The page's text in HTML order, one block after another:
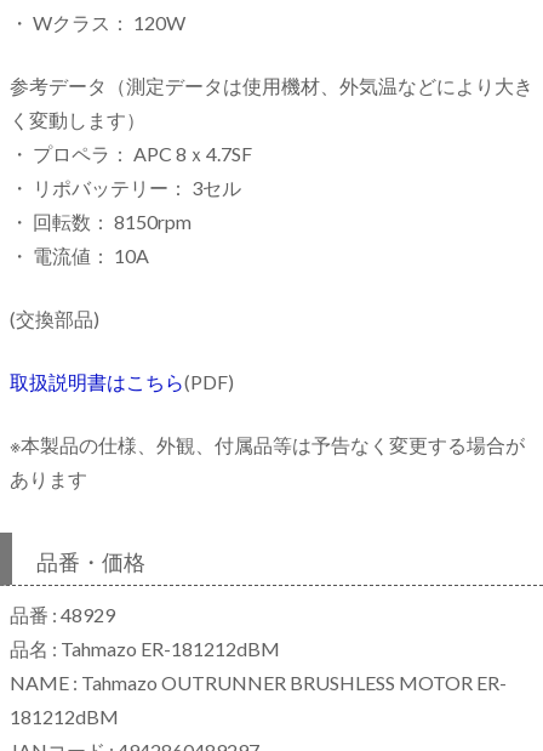
・ Wクラス： 120W
参考データ（測定データは使用機材、外気温などにより大き
く変動します）
・ プロペラ： APC 8ｘ4.7SF
・ リポバッテリー： 3セル
・ 回転数： 8150rpm
・ 電流値： 10A
(交換部品)
取扱説明書はこちら(PDF)
※本製品の仕様、外観、付属品等は予告なく変更する場合が
あります
品番・価格
品番 : 48929
品名 : Tahmazo ER-181212dBM
NAME : Tahmazo OUTRUNNER BRUSHLESS MOTOR ER-
181212dBM